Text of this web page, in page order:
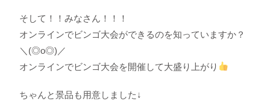
そして！！みなさん！！！
オンラインでビンゴ大会ができるのを知っていますか？
＼(◎o◎)／
オンラインでビンゴ大会を開催して大盛り上がり
ちゃんと景品も用意しました↓